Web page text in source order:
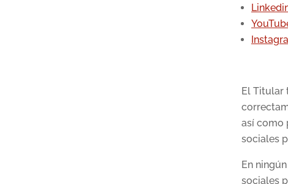
El Titular
así como
sociales
En
sociales